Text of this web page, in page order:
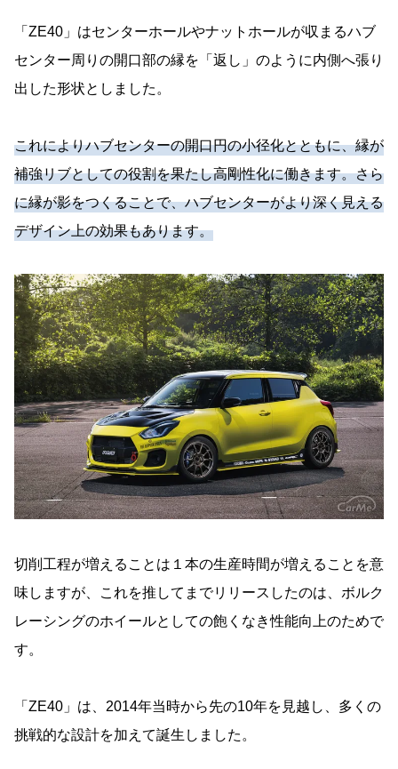
「ZE40」はセンターホールやナットホールが収まるハブ
センター周りの開口部の縁を「返し」のように内側へ張り
出した形状としました。
これによりハブセンターの開口円の小径化とともに、縁が
補強リブとしての役割を果たし高剛性化に働きます。さら
に縁が影をつくることで、ハブセンターがより深く見える
デザイン上の効果もあります。
切削工程が増えることは１本の生産時間が増えることを意
味しますが、これを推してまでリリースしたのは、ボルク
レーシングのホイールとしての飽くなき性能向上のためで
す。
「ZE40」は、2014年当時から先の10年を見越し、多くの
挑戦的な設計を加えて誕生しました。